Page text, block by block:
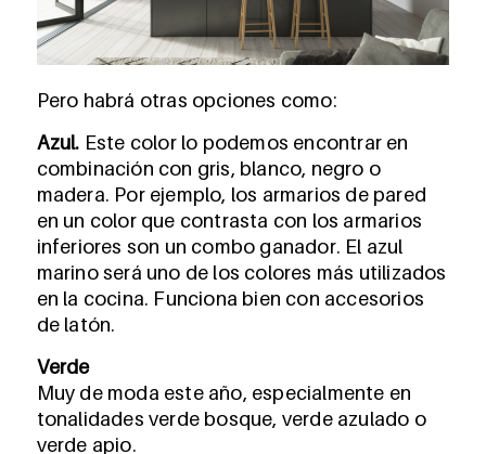
Pero habrá otras opciones como:
Azul. Este color lo podemos encontrar en
combinación con gris, blanco, negro o
madera. Por ejemplo, los armarios de pared
en un color que contrasta con los armarios
inferiores son un combo ganador. El azul
marino será uno de los colores más utilizados
en la cocina. Funciona bien con accesorios
de latón.
Verde
Muy de moda este año, especialmente en
tonalidades verde bosque, verde azulado o
verde apio.